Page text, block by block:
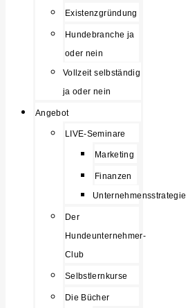
Existenzgründung
Hundebranche ja
oder nein
Vollzeit selbständig
ja oder nein
Angebot
LIVE-Seminare
Marketing
Finanzen
Unternehmensstrategie
Der
Hundeunternehmer-
Club
Selbstlernkurse
Die Bücher